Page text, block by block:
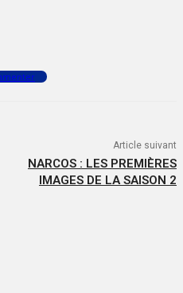
Article suivant
NARCOS : LES PREMIÈRES
IMAGES DE LA SAISON 2